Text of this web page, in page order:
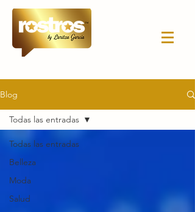
Blog
Todas las entradas
Belleza
Moda
Salud
Todas las entradas